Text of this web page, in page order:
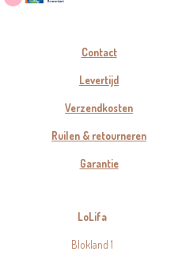
Contact
Levertijd
Verzendkosten
Ruilen & retourneren
Garantie
LoLifa
Blokland 1